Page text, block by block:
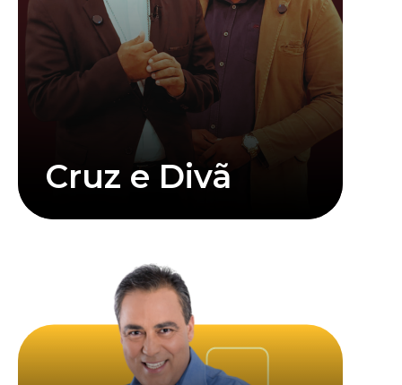
Cruz e Divã
Clique abaixo para assistir mais informações
Saiba mais